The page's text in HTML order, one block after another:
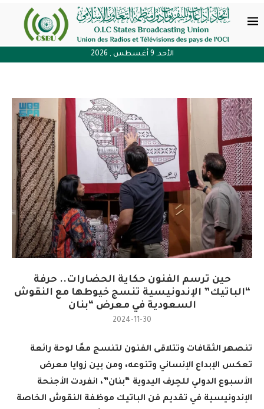
الأحد, 9 أغسطس , 2026
حين ترسم الفنون حكاية الحضارات.. حرفة
“الباتيك” الإندونيسية تنسج خيوطها مع النقوش
السعودية في معرض “بنان
2024-11-30
تنصهر الثقافات وتتلاقى الفنون لتنسج معًا لوحة رائعة
تعكس الإبداع الإنساني وتنوعه، ومن بين زوايا معرض
الأسبوع الدولي للحِرف اليدوية “بنان”، انفردت الأجنحة
الإندونيسية في تقديم فن الباتيك موظفة النقوش الخاصة